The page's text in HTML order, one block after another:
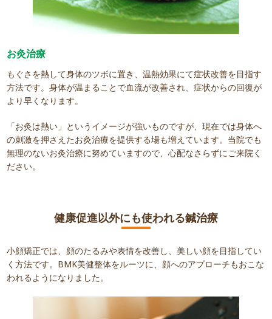
お灸治療
もぐさを熱して身体のツボに置き、温熱効果にて症状改善を目指す
方法です。身体が温まることで血流が改善され、症状からの回復が
より早くなります。
「お灸は熱い」というイメージが強いものですが、現在では身体へ
の刺激を押さえたお灸治療を提供する場も増えています。当院でも
無理のないお灸治療に努めていますので、心配なさらずにご来院く
ださい。
健康促進以外にも使われる鍼治療
小顔矯正では、顔のたるみや表情を改善し、美しい顔を目指してい
く方法です。BMK美健整体をルーツに、顔へのアプローチもおこな
われるようになりました。